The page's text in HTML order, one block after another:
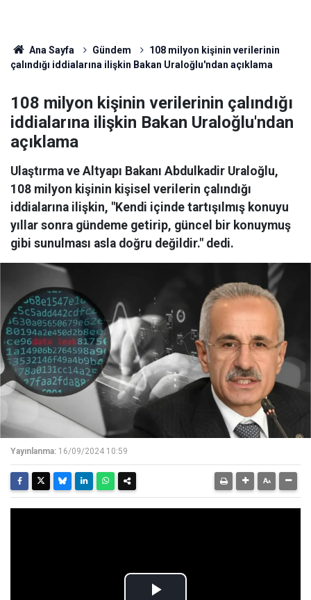
Ana Sayfa Gündem
108 milyon kişinin verilerinin
çalındığı iddialarına ilişkin Bakan Uraloğlu'ndan açıklama
108 milyon kişinin verilerinin çalındığı
iddialarına ilişkin Bakan Uraloğlu'ndan
açıklama
Ulaştırma ve Altyapı Bakanı Abdulkadir Uraloğlu,
108 milyon kişinin kişisel verilerin çalındığı
iddialarına ilişkin, "Kendi içinde tartışılmış konuyu
yıllar sonra gündeme getirip, güncel bir konuymuş
gibi sunulması asla doğru değildir." dedi.
Yayınlanma: 16/09/2024 10:59